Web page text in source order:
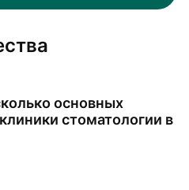
основных
стоматологии в